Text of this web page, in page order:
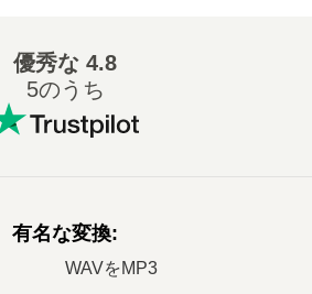
優秀な 4.8
5のうち
有名な変換:
WAVをMP3